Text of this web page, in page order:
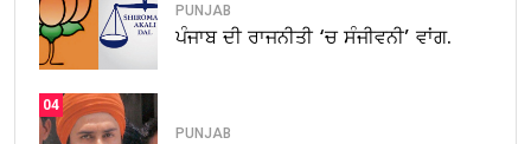
PUNJAB
ਪੰਜਾਬ ਦੀ ਰਾਜਨੀਤੀ ‘ਚ ਸੰਜੀਵਨੀ’ ਵਾਂਗ.
04
PUNJAB